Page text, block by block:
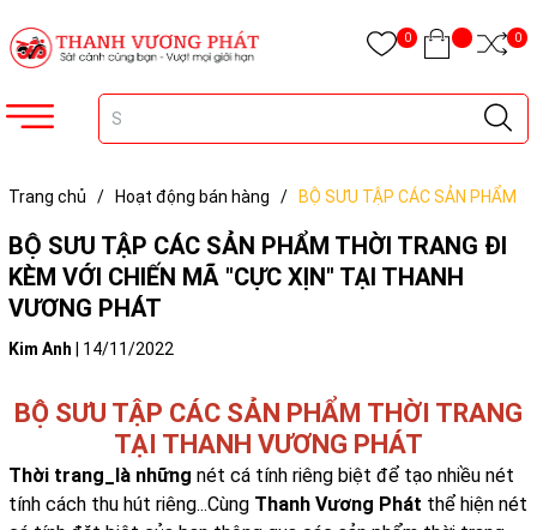
0 0
Trang chủ / Hoạt động bán hàng /
BỘ SƯU TẬP CÁC SẢN PHẨM
PHÁT
BỘ SƯU TẬP CÁC SẢN PHẨM THỜI TRANG ĐI
KÈM VỚI CHIẾN MÃ "CỰC XỊN" TẠI THANH
VƯƠNG PHÁT
Kim Anh 14/11/2022
BỘ SƯU TẬP CÁC SẢN PHẨM THỜI TRANG
TẠI THANH VƯƠNG PHÁT
Thời trang_là những nét cá tính riêng biệt để tạo nhiều nét
tính cách thu hút riêng...Cùng Thanh Vương Phát thể hiện nét